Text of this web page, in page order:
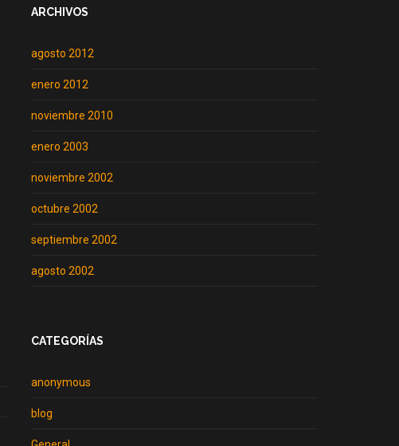
ARCHIVOS
agosto 2012
enero 2012
noviembre 2010
enero 2003
noviembre 2002
octubre 2002
septiembre 2002
agosto 2002
CATEGORÍAS
anonymous
blog